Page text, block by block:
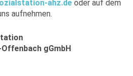
ahz.de oder auf dem
aufnehmen.
gGmbH